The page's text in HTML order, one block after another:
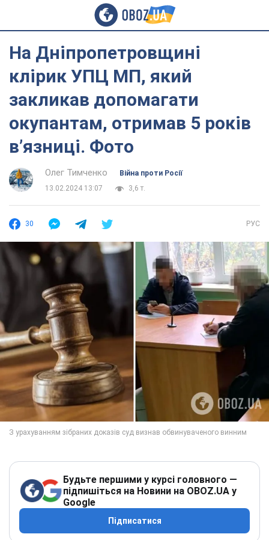
На Дніпропетровщині
клірик УПЦ МП, який
закликав допомагати
окупантам, отримав 5 років
в’язниці. Фото
Олег Тимченко
Війна проти Росії
13.02.2024 13:07
3,6 т.
30 РУС
Будьте першими у курсі головного —
підпишіться на Новини на OBOZ.UA у
Google
Підписатися